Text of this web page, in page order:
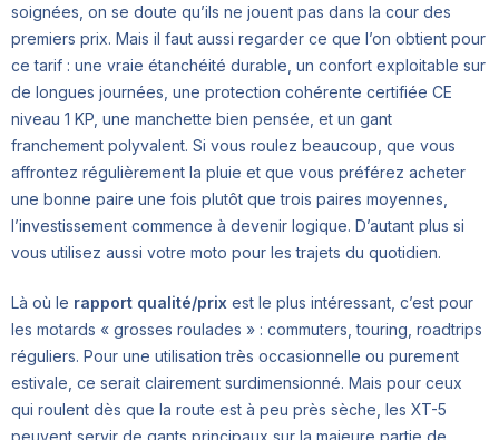
soignées, on se doute qu’ils ne jouent pas dans la cour des
premiers prix. Mais il faut aussi regarder ce que l’on obtient pour
ce tarif : une vraie étanchéité durable, un confort exploitable sur
de longues journées, une protection cohérente certifiée CE
niveau 1 KP, une manchette bien pensée, et un gant
franchement polyvalent. Si vous roulez beaucoup, que vous
affrontez régulièrement la pluie et que vous préférez acheter
une bonne paire une fois plutôt que trois paires moyennes,
l’investissement commence à devenir logique. D’autant plus si
vous utilisez aussi votre moto pour les trajets du quotidien.
Là où le rapport qualité/prix est le plus intéressant, c’est pour
les motards « grosses roulades » : commuters, touring, roadtrips
réguliers. Pour une utilisation très occasionnelle ou purement
estivale, ce serait clairement surdimensionné. Mais pour ceux
qui roulent dès que la route est à peu près sèche, les XT-5
peuvent servir de gants principaux sur la majeure partie de